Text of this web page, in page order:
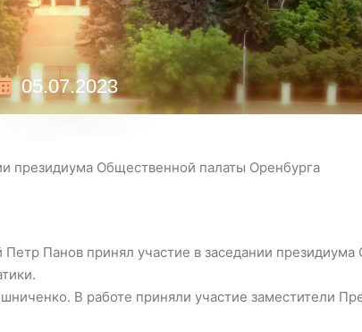
05.07.2023
президиума Общественной палаты Оренбурга
Панов принял участие в заседании
В работе приняли участие заместители